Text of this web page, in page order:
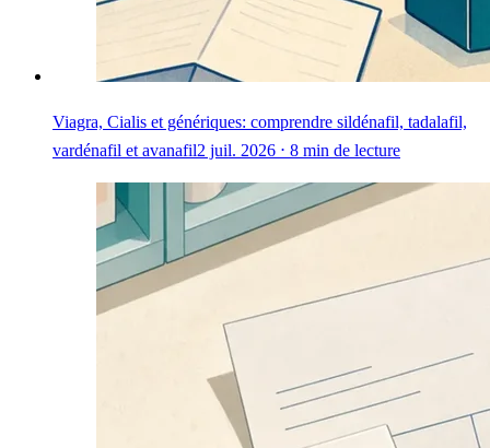
Viagra, Cialis et génériques: comprendre sildénafil, tadalafil,
vardénafil et avanafil2 juil. 2026 ⋅ 8 min de lecture